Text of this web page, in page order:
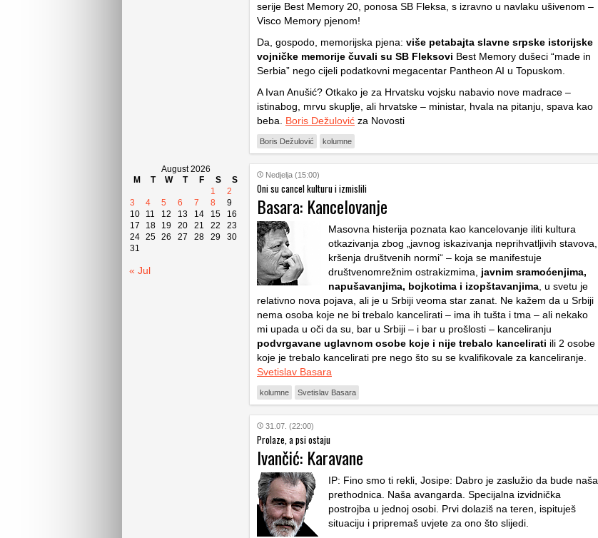
August 2026
M
T W T F S
S
1
2
3
4 5 6 7 8
9
10
11 12 13 14 15
16
17
18 19 20 21 22
23
24 25 26 27 28 29
30
31
« Jul
serije Best Memory 20, ponosa SB Fleksa, s izravno u navlaku ušivenom –
Visco Memory pjenom!
Da, gospodo, memorijska pjena: više petabajta slavne srpske istorijske
vojničke memorije čuvali su SB Fleksovi Best Memory dušeci “made in
Serbia” nego cijeli podatkovni megacentar Pantheon AI u Topuskom.
A Ivan Anušić? Otkako je za Hrvatsku vojsku nabavio nove madrace –
istinabog, mrvu skuplje, ali hrvatske – ministar, hvala na pitanju, spava kao
beba. Boris Dežulović za Novosti
Boris Dežulović kolumne
Nedjelja (15:00)
Oni su cancel kulturu i izmislili
Basara: Kancelovanje
Masovna histerija poznata kao kancelovanje iliti kultura
otkazivanja zbog „javnog iskazivanja neprihvatljivih stavova,
kršenja društvenih normi“ – koja se manifestuje
društvenomrežnim ostrakizmima, javnim sramoćenjima,
napušavanjima, bojkotima i izopštavanjima , u svetu je
relativno nova pojava, ali je u Srbiji veoma star zanat. Ne kažem da u Srbiji
nema osoba koje ne bi trebalo kancelirati – ima ih tušta i tma – ali nekako
mi upada u oči da su, bar u Srbiji – i bar u prošlosti – kanceliranju
podvrgavane uglavnom osobe koje i nije trebalo kancelirati ili 2 osobe
koje je trebalo kancelirati pre nego što su se kvalifikovale za kanceliranje.
Svetislav Basara
kolumne Svetislav Basara
31.07. (22:00)
Prolaze, a psi ostaju
Ivančić: Karavane
IP: Fino smo ti rekli, Josipe: Dabro je zaslužio da bude naša
prethodnica. Naša avangarda. Specijalna izvidnička
postrojba u jednoj osobi. Prvi dolaziš na teren, ispituješ
situaciju i pripremaš uvjete za ono što slijedi.